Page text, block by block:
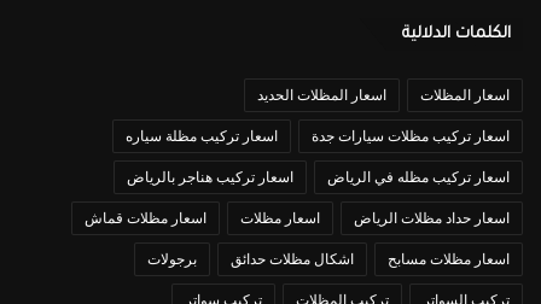
الكلمات الدلالية
اسعار المظلات اسعار المظلات الحديد
اسعار تركيب مظلات سيارات جدة اسعار تركيب مظلة سياره
اسعار تركيب مظله في الرياض اسعار تركيب هناجر بالرياض
اسعار حداد مظلات الرياض اسعار مظلات اسعار مظلات قماش
اسعار مظلات مسابح اشكال مظلات حدائق برجولات
تركيب السواتر تركيب المظلات تركيب سواتر